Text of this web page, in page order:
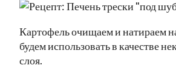
Картофель очищаем и натираем
будем использовать в качестве
слоя.